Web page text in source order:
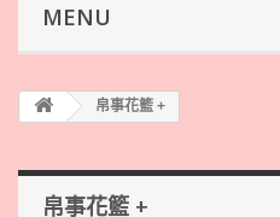
MENU
帛事花籃 +
帛事花籃 +